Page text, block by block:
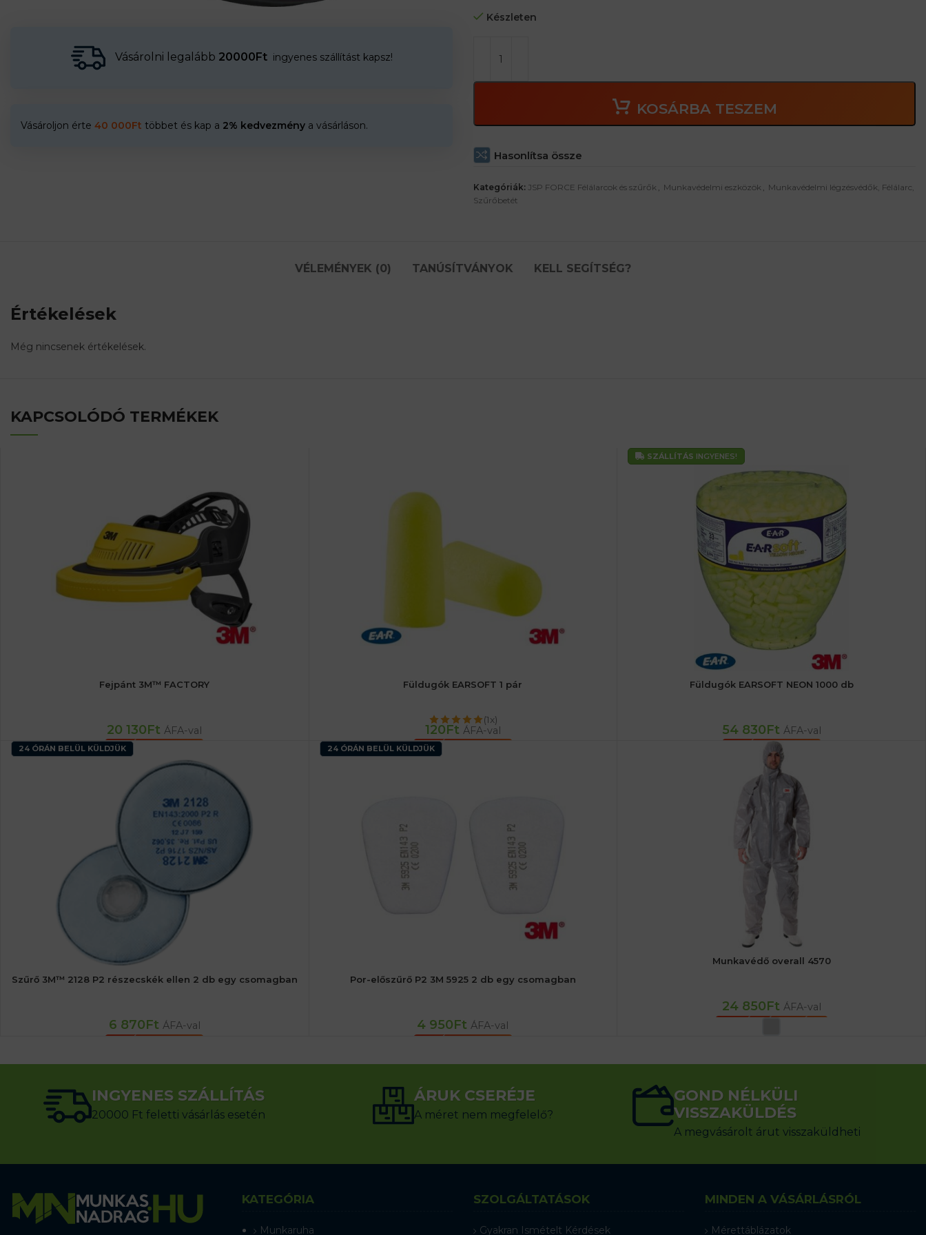
Vásárolni legalább 20000Ft ingyenes szállítást kapsz!
Vásároljon érte 40 000Ft többet és kap a 2% kedvezmény a vásárláson.
Készleten
KOSÁRBA TESZEM
Hasonlítsa össze
Kategóriák: JSP FORCE Félálarcok és szűrők , Munkavédelmi eszközök , Munkavédelmi légzésvédők, Félálarc,
Szűrőbetét
VÉLEMÉNYEK (0) TANÚSÍTVÁNYOK KELL SEGÍTSÉG?
Értékelések
Még nincsenek értékelések.
KAPCSOLÓDÓ TERMÉKEK
Fejpánt 3M™ FACTORY
20 130Ft ÁFA-val
KOSÁRBA TESZEM
Füldugók EARSOFT 1 pár
(1x)
120Ft ÁFA-val
KOSÁRBA TESZEM
SZÁLLÍTÁS INGYENES!
Füldugók EARSOFT NEON 1000 db
54 830Ft ÁFA-val
KOSÁRBA TESZEM
24 ÓRÁN BELÜL KÜLDJÜK
Szűrő 3M™ 2128 P2 részecskék ellen 2 db egy csomagban
6 870Ft ÁFA-val
KOSÁRBA TESZEM
24 ÓRÁN BELÜL KÜLDJÜK
Por-előszűrő P2 3M 5925 2 db egy csomagban
4 950Ft ÁFA-val
KOSÁRBA TESZEM
Munkavédő overall 4570
24 850Ft ÁFA-val
OPCIÓK VÁLASZTÁSA
INGYENES SZÁLLÍTÁS
20000 Ft feletti vásárlás esetén
ÁRUK CSERÉJE
A méret nem megfelelő?
GOND NÉLKÜLI
VISSZAKÜLDÉS
A megvásárolt árut visszaküldheti
KATEGÓRIA
Munkaruha
SZOLGÁLTATÁSOK
Gyakran Ismételt Kérdések
MINDEN A VÁSÁRLÁSRÓL
Mérettáblázatok